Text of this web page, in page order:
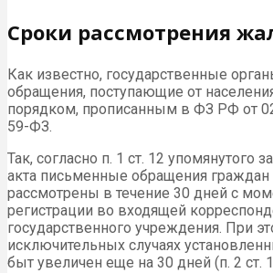
Сроки рассмотрения
Как известно, государственные
обращения, поступающие от
порядком, прописанным в ФЗ РФ от
59-ФЗ.
Так, согласно п. 1 ст. 12 упомянутого
акта письменные обращения
рассмотрены в течение 30 дней с
регистрации во входящей
государственного учреждения. При
исключительных случаях
быт увеличен еще на 30 дней (п. 2 ст.